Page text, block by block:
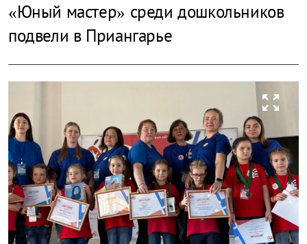
«Юный мастер» среди дошкольников
подвели в Приангарье
zoom_out_map